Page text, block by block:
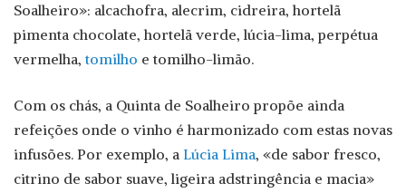
Soalheiro»: alcachofra, alecrim, cidreira, hortelã
pimenta chocolate, hortelã verde, lúcia-lima, perpétua
vermelha,tomilho e tomilho-limão.
Com os chás, a Quinta de Soalheiro propõe ainda
refeições onde o vinho é harmonizado com estas novas
infusões. Por exemplo, a Lúcia Lima, «de sabor fresco,
citrino de sabor suave, ligeira adstringência e macia»